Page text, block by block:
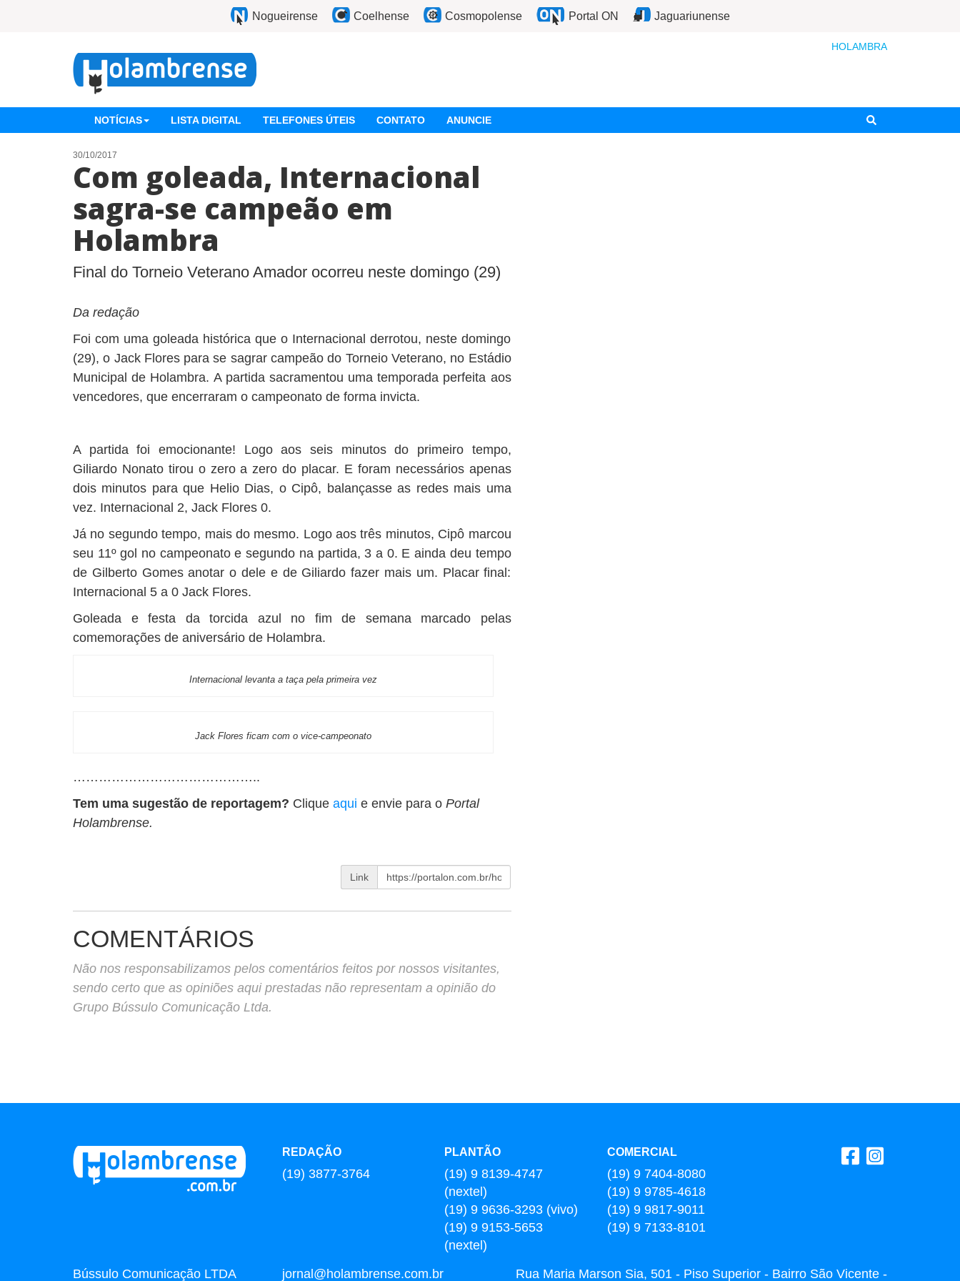
Nogueirense Coelhense Cosmopolense Portal ON Jaguariunense
HOLAMBRA
NOTÍCIAS LISTA DIGITAL TELEFONES ÚTEIS CONTATO ANUNCIE
30/10/2017
Com goleada, Internacional
sagra-se campeão em
Holambra
Final do Torneio Veterano Amador ocorreu neste domingo (29)
Da redação
Foi com uma goleada histórica que o Internacional derrotou, neste domingo
(29), o Jack Flores para se sagrar campeão do Torneio Veterano, no Estádio
Municipal de Holambra. A partida sacramentou uma temporada perfeita aos
vencedores, que encerraram o campeonato de forma invicta.
A partida foi emocionante! Logo aos seis minutos do primeiro tempo,
Giliardo Nonato tirou o zero a zero do placar. E foram necessários apenas
dois minutos para que Helio Dias, o Cipô, balançasse as redes mais uma
vez. Internacional 2, Jack Flores 0.
Já no segundo tempo, mais do mesmo. Logo aos três minutos, Cipô marcou
seu 11º gol no campeonato e segundo na partida, 3 a 0. E ainda deu tempo
de Gilberto Gomes anotar o dele e de Giliardo fazer mais um. Placar final:
Internacional 5 a 0 Jack Flores.
Goleada e festa da torcida azul no fim de semana marcado pelas
comemorações de aniversário de Holambra.
Internacional levanta a taça pela primeira vez
Jack Flores ficam com o vice-campeonato
……………………………………..
Tem uma sugestão de reportagem? Clique aqui e envie para o Portal
Holambrense.
Link
COMENTÁRIOS
Não nos responsabilizamos pelos comentários feitos por nossos visitantes,
sendo certo que as opiniões aqui prestadas não representam a opinião do
Grupo Bússulo Comunicação Ltda.
REDAÇÃO
(19) 3877-3764
PLANTÃO
(19) 9 8139-4747
(nextel)
(19) 9 9636-3293 (vivo)
(19) 9 9153-5653
(nextel)
COMERCIAL
(19) 9 7404-8080
(19) 9 9785-4618
(19) 9 9817-9011
(19) 9 7133-8101
Bússulo Comunicação LTDA jornal@holambrense.com.br Rua Maria Marson Sia, 501 - Piso Superior - Bairro São Vicente -